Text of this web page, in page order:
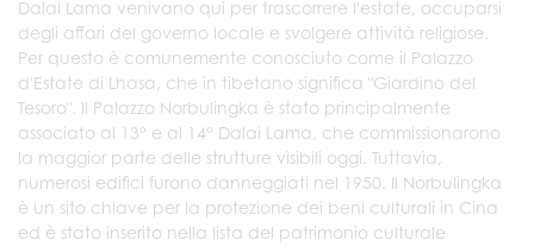
Dalai Lama venivano qui per trascorrere l'estate, occuparsi
degli affari del governo locale e svolgere attività religiose.
Per questo è comunemente conosciuto come il Palazzo
d'Estate di Lhasa, che in tibetano significa "Giardino del
Tesoro". Il Palazzo Norbulingka è stato principalmente
associato al 13° e al 14° Dalai Lama, che commissionarono
la maggior parte delle strutture visibili oggi. Tuttavia,
numerosi edifici furono danneggiati nel 1950. Il Norbulingka
è un sito chiave per la protezione dei beni culturali in Cina
ed è stato inserito nella lista del patrimonio culturale